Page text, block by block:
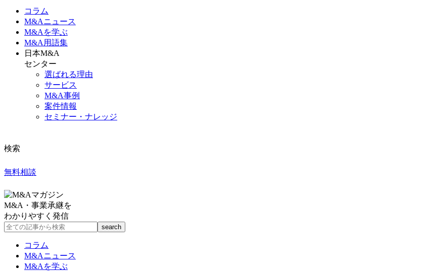
コラム
M&Aニュース
M&Aを学ぶ
M&A 用語集
日本M&A
センター
選ばれる理由
サービス
M&A事例
案件情報
セミナー・ナレッジ
検索
無料相談
M&A・事業承継を
わかりやすく発信
コラム
M&Aニュース
M&Aを学ぶ